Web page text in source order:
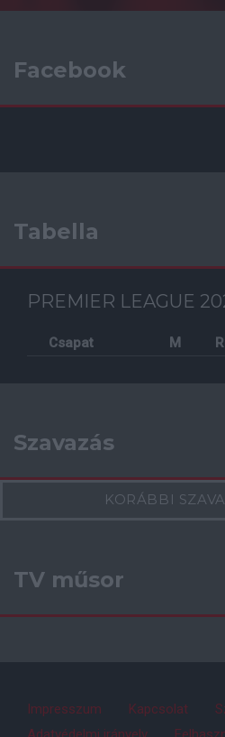
Facebook
Tabella
PREMIER LEAGUE
Csapat M
Szavazás
KORÁBBI
TV műsor
Impresszum Kapcsolat